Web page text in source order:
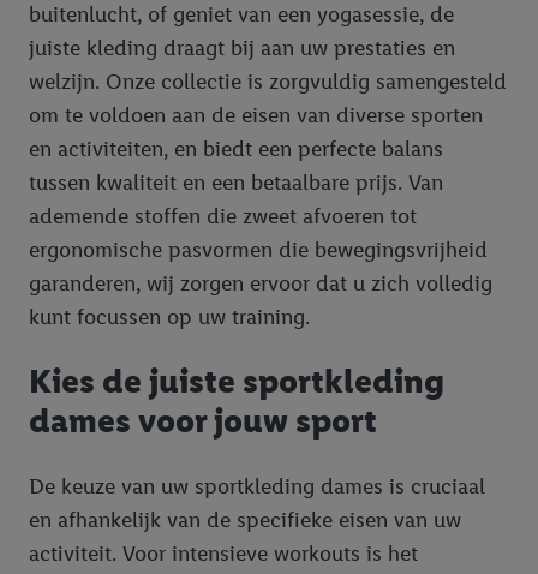
buitenlucht, of geniet van een yogasessie, de
juiste kleding draagt bij aan uw prestaties en
welzijn. Onze collectie is zorgvuldig samengesteld
om te voldoen aan de eisen van diverse sporten
en activiteiten, en biedt een perfecte balans
tussen kwaliteit en een betaalbare prijs. Van
ademende stoffen die zweet afvoeren tot
ergonomische pasvormen die bewegingsvrijheid
garanderen, wij zorgen ervoor dat u zich volledig
kunt focussen op uw training.
Kies de juiste sportkleding
dames voor jouw sport
De keuze van uw sportkleding dames is cruciaal
en afhankelijk van de specifieke eisen van uw
activiteit. Voor intensieve workouts is het